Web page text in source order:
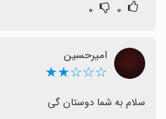
۰ ۰
امیرحسین
☆☆☆★★
سلام به شما دوستان گی